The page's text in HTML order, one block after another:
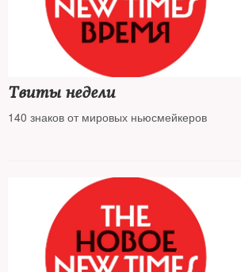
Твиты недели
140 знаков от мировых ньюсмейкеров